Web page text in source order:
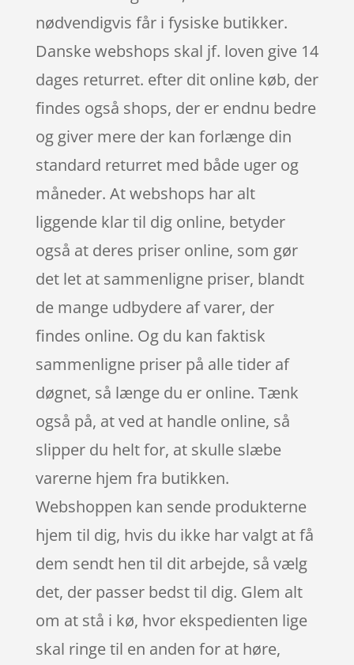
nødvendigvis får i fysiske butikker.
Danske webshops skal jf. loven give 14
dages returret. efter dit online køb, der
findes også shops, der er endnu bedre
og giver mere der kan forlænge din
standard returret med både uger og
måneder. At webshops har alt
liggende klar til dig online, betyder
også at deres priser online, som gør
det let at sammenligne priser, blandt
de mange udbydere af varer, der
findes online. Og du kan faktisk
sammenligne priser på alle tider af
døgnet, så længe du er online. Tænk
også på, at ved at handle online, så
slipper du helt for, at skulle slæbe
varerne hjem fra butikken.
Webshoppen kan sende produkterne
hjem til dig, hvis du ikke har valgt at få
dem sendt hen til dit arbejde, så vælg
det, der passer bedst til dig. Glem alt
om at stå i kø, hvor ekspedienten lige
skal ringe til en anden for at høre,